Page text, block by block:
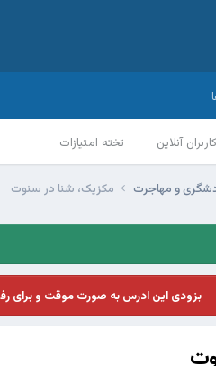
کاربران آنلاین تخته امتیازات
و مهاجرت مکزیک، شنا در سنوت
بزودی این ادرس به صورت موقت و برای